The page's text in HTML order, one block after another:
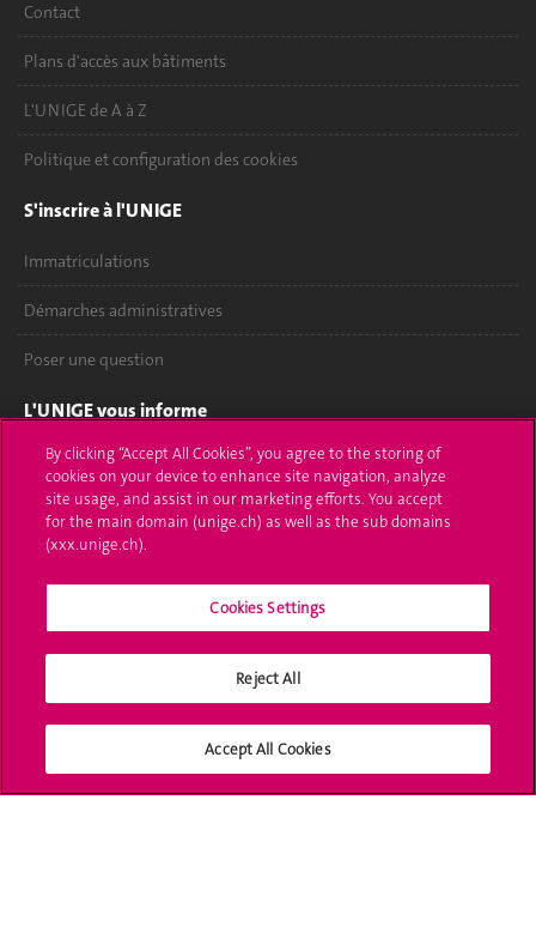
Contact
Plans d'accès aux bâtiments
L'UNIGE de A à Z
Politique et configuration des cookies
S'inscrire à l'UNIGE
Immatriculations
Démarches administratives
Poser une question
L'UNIGE vous informe
UNIGE Mobile
Médias
Offres d'emploi
Calendrier académique
Médias sociaux UNIGE
By clicking “Accept All Cookies”, you agree to the storing of
cookies on your device to enhance site navigation, analyze
site usage, and assist in our marketing efforts. You accept
for the main domain (unige.ch) as well as the sub domains
(xxx.unige.ch).
Cookies Settings
Reject All
Accept All Cookies